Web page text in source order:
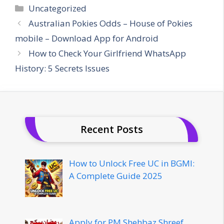
Categories
Uncategorized
Australian Pokies Odds – House of Pokies
mobile – Download App for Android
How to Check Your Girlfriend WhatsApp
History: 5 Secrets Issues
Recent Posts
How to Unlock Free UC in BGMI:
A Complete Guide 2025